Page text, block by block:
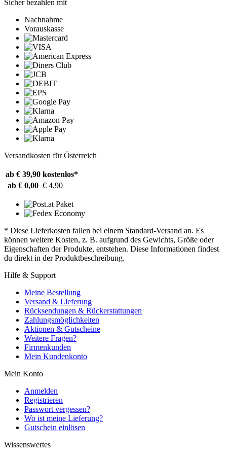
Sicher bezahlen mit
Nachnahme
Vorauskasse
Versandkosten für Österreich
ab € 39,90 kostenlos*
ab € 0,00 € 4,90
* Diese Lieferkosten fallen bei einem Standard-Versand an. Es
können weitere Kosten, z. B. aufgrund des Gewichts, Größe oder
Eigenschaften der Produkte, entstehen. Diese Informationen findest
du direkt in der Produktbeschreibung.
Hilfe & Support
Meine Bestellung
Versand & Lieferung
Rücksendungen & Rückerstattungen
Zahlungsmöglichkeiten
Aktionen & Gutscheine
Weitere Fragen?
Firmenkunden
Mein Kundenkonto
Mein Konto
Anmelden
Registrieren
Passwort vergessen?
Wo ist meine Lieferung?
Gutschein einlösen
Wissenswertes